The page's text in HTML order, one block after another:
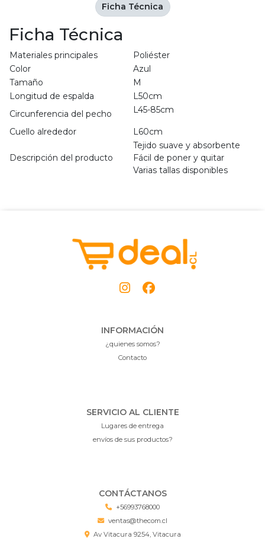
Ficha Técnica
Materiales principales
Poliéster
Color
Azul
Tamaño
M
Longitud de espalda
L50cm
Circunferencia del pecho
L45-85cm
Cuello alrededor L60cm
Descripción del producto
Tejido suave y absorbente
Fácil de poner y quitar
Varias tallas disponibles
Ficha Técnica
INFORMACIÓN
¿quienes somos?
Contacto
SERVICIO AL CLIENTE
Lugares de entrega
envíos de sus productos?
CONTÁCTANOS
+56993768000
ventas@thecom.cl
Av Vitacura 9254, Vitacura